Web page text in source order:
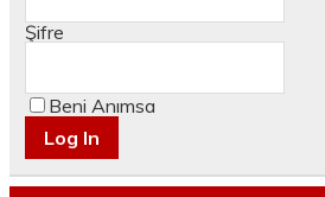
Şifre
Beni Anımsa